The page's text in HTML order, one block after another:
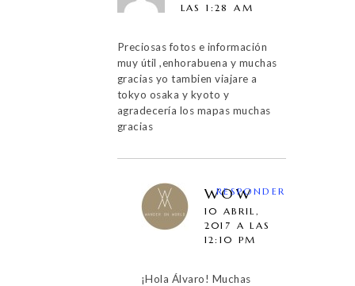
LAS 1:28 AM
Preciosas fotos e información
muy útil ,enhorabuena y muchas
gracias yo tambien viajare a
tokyo osaka y kyoto y
agradecería los mapas muchas
gracias
WOW
10 ABRIL,
2017 A LAS
12:10 PM
¡Hola Álvaro! Muchas
RESPONDER